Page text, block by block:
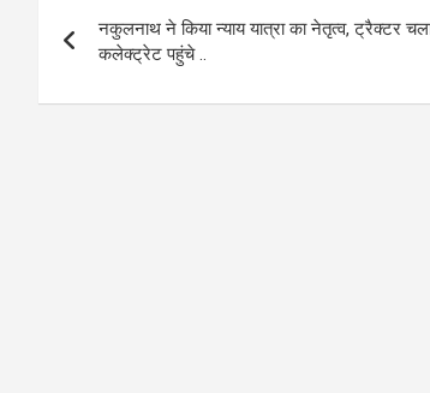
o
o
k
A
p
p
navigation
नकुलनाथ ने किया न्याय यात्रा का नेतृत्व, ट्रैक्टर
कलेक्ट्रेट पहुंचे ..